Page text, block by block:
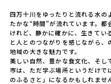
四万十川をゆったりと流れる水の
たかな“時間”が流れています。都
けれど、静かに確かに、生きてい
と人とのつながりを感じながら
地域の大きな魅力です。
美しい自然、豊かな食文化、そし
市は、ただ学ぶ場所というだけで
のふるさと」になるかもしれませ